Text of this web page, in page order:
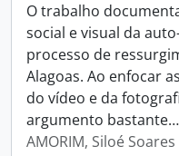
O trabalho
social e visual da
processo de
Alagoas. Ao enfocar
do vídeo e da
argumento bastante…
AMORIM, Siloé